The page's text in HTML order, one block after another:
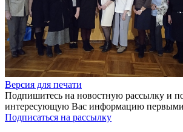
Версия для печати
Подпишитесь на новостную рассылку и
интересующую Вас информацию
Подписаться на рассылку